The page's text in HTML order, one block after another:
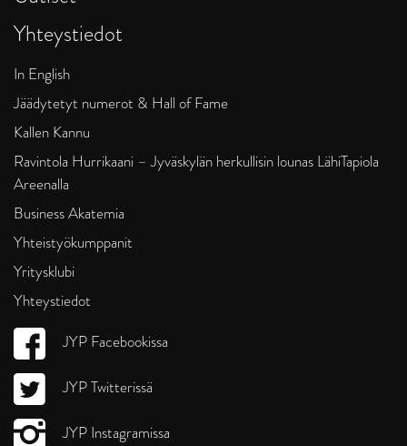
Yhteystiedot
In English
Jäädytetyt numerot & Hall of Fame
Kallen Kannu
Ravintola Hurrikaani – Jyväskylän herkullisin lounas LähiTapiola
Areenalla
Business Akatemia
Yhteistyökumppanit
Yritysklubi
Yhteystiedot
JYP Facebookissa
JYP Twitterissä
JYP Instagramissa